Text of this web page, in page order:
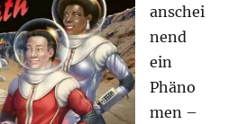
anschei
nend
ein
Phäno
men –